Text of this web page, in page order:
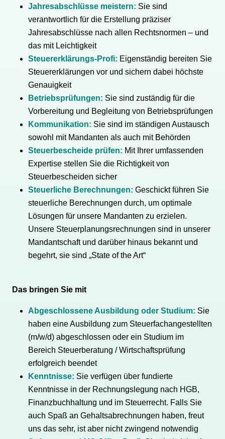
Jahresabschlüsse meistern: Sie sind
verantwortlich für die Erstellung präziser
Jahresabschlüsse nach allen Rechtsnormen – und
das mit Leichtigkeit
Steuererklärungs-Profi: Eigenständig bereiten Sie
Steuererklärungen vor und sichern dabei höchste
Genauigkeit
Betriebsprüfungen: Sie sind zuständig für die
Vorbereitung und Begleitung von Betriebsprüfungen
Kommunikation: Sie sind im ständigen Austausch
sowohl mit Mandanten als auch mit Behörden
Steuerbescheide prüfen: Mit Ihrer umfassenden
Expertise stellen Sie die Richtigkeit von
Steuerbescheiden sicher
Steuerliche Berechnungen: Geschickt führen Sie
steuerliche Berechnungen durch, um optimale
Lösungen für unsere Mandanten zu erzielen.
Unsere Steuerplanungsrechnungen sind in unserer
Mandantschaft und darüber hinaus bekannt und
begehrt, sie sind „State of the Art“
Das bringen Sie mit
Abgeschlossene Ausbildung oder Studium: Sie
haben eine Ausbildung zum Steuerfachangestellten
(m/w/d) abgeschlossen oder ein Studium im
Bereich Steuerberatung / Wirtschaftsprüfung
erfolgreich beendet
Kenntnisse: Sie verfügen über fundierte
Kenntnisse in der Rechnungslegung nach HGB,
Finanzbuchhaltung und im Steuerrecht. Falls Sie
auch Spaß an Gehaltsabrechnungen haben, freut
uns das sehr, ist aber nicht zwingend notwendig